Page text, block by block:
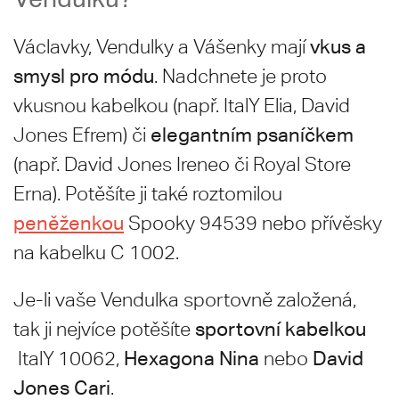
Václavky, Vendulky a Vášenky majívkus a
smysl pro módu. Nadchnete je proto
vkusnou kabelkou (např. ItalY Elia, David
Jones Efrem) či elegantním psaníčkem
(např. David Jones Ireneo či Royal Store
Erna). Potěšíte ji také roztomilou
peněženkou Spooky 94539 nebo přívěsky
na kabelku C 1002.
Je-li vaše Vendulka sportovně založená,
tak ji nejvíce potěšíte sportovní kabelkou
ItalY 10062, Hexagona Nina nebo David
Jones Cari.